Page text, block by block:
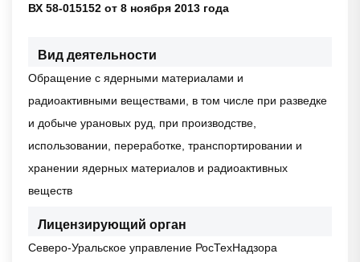
ВХ 58-015152 от 8 ноября 2013 года
Вид деятельности
Обращение с ядерными материалами и
радиоактивными веществами, в том числе при разведке
и добыче урановых руд, при производстве,
использовании, переработке, транспортировании и
хранении ядерных материалов и радиоактивных
веществ
Лицензирующий орган
Северо-Уральское управление РосТехНадзора